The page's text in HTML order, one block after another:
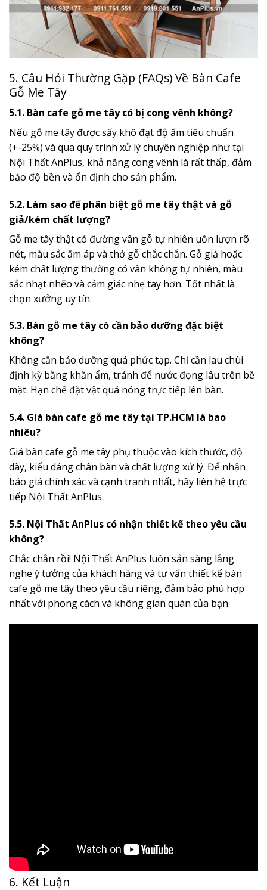
5. Câu Hỏi Thường Gặp (FAQs) Về Bàn Cafe
Gỗ Me Tây
5.1. Bàn cafe gỗ me tây có bị cong vênh không?
Nếu gỗ me tây được sấy khô đạt độ ẩm tiêu chuẩn
(+-25%) và qua quy trình xử lý chuyên nghiệp như tại
Nội Thất AnPlus, khả năng cong vênh là rất thấp, đảm
bảo độ bền và ổn định cho sản phẩm.
5.2. Làm sao để phân biệt gỗ me tây thật và gỗ
giả/kém chất lượng?
Gỗ me tây thật có đường vân gỗ tự nhiên uốn lượn rõ
nét, màu sắc ấm áp và thớ gỗ chắc chắn. Gỗ giả hoặc
kém chất lượng thường có vân không tự nhiên, màu
sắc nhạt nhẽo và cảm giác nhẹ tay hơn. Tốt nhất là
chọn xưởng uy tín.
5.3. Bàn gỗ me tây có cần bảo dưỡng đặc biệt
không?
Không cần bảo dưỡng quá phức tạp. Chỉ cần lau chùi
định kỳ bằng khăn ẩm, tránh để nước đọng lâu trên bề
mặt. Hạn chế đặt vật quá nóng trực tiếp lên bàn.
5.4. Giá bàn cafe gỗ me tây tại TP.HCM là bao
nhiêu?
Giá bàn cafe gỗ me tây phụ thuộc vào kích thước, độ
dày, kiểu dáng chân bàn và chất lượng xử lý. Để nhận
báo giá chính xác và cạnh tranh nhất, hãy liên hệ trực
tiếp Nội Thất AnPlus.
5.5. Nội Thất AnPlus có nhận thiết kế theo yêu cầu
không?
Chắc chắn rồi! Nội Thất AnPlus luôn sẵn sàng lắng
nghe ý tưởng của khách hàng và tư vấn thiết kế bàn
cafe gỗ me tây theo yêu cầu riêng, đảm bảo phù hợp
nhất với phong cách và không gian quán của bạn.
6. Kết Luận